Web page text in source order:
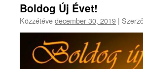
Boldog Új Évet!
Közzétévedecember 30, 2019 |